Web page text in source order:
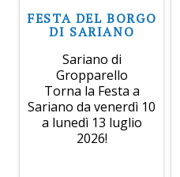
FESTA DEL BORGO
DI SARIANO
Sariano di
Gropparello
Torna la Festa a
Sariano da venerdì 10
a lunedì 13 luglio
2026!